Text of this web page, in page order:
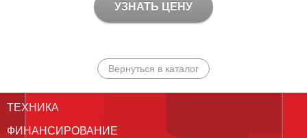
УЗНАТЬ ЦЕНУ
Вернуться в каталог
ТЕХНИКА
ФИНАНСИРОВАНИЕ